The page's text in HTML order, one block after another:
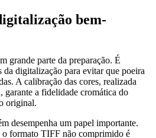
bem-
grande parte da preparação. É
da digitalização para evitar que poeira
A calibração das cores, realizada
garante a fidelidade cromática do
original.
desempenha um papel importante.
o formato TIFF não comprimido é